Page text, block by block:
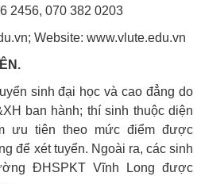
2456, 070 382 0203
Website: www.vlute.edu.vn
sinh đại học và cao đẳng do
ban hành; thí sinh thuộc diện
ưu tiên theo mức điểm được
để xét tuyển. Ngoài ra, các sinh
ĐHSPKT Vĩnh Long được